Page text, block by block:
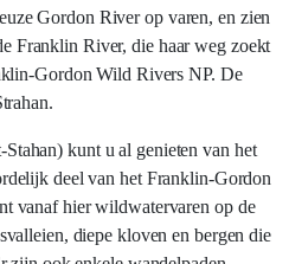
Gordon River op varen, en zien
Franklin River, die haar weg zoekt
Gordon Wild Rivers NP. De
kunt u al genieten van het
deel van het Franklin-Gordon
vanaf hier wildwatervaren op de
diepe kloven en bergen die